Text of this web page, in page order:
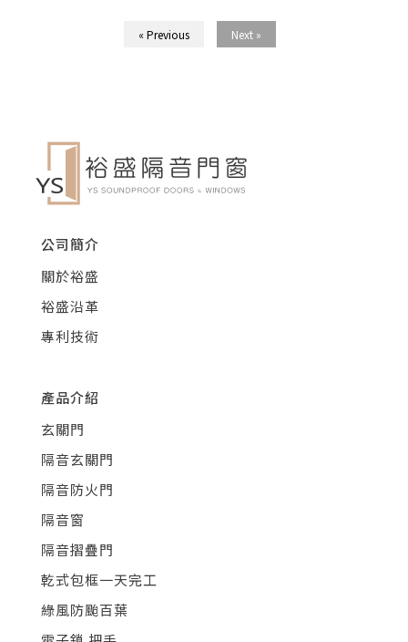
« Previous Next »
公司簡介
關於裕盛
裕盛沿革
專利技術
產品介紹
玄關門
隔音玄關門
隔音防火門
隔音窗
隔音摺疊門
乾式包框一天完工
綠風防颱百葉